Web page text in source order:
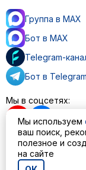
Группа в MAX
Бот в MAX
Telegram-
Бот в Telegram
Мы в соцсетях:
Политика
Мы используем
ваш поиск,
полезное и
на сайте